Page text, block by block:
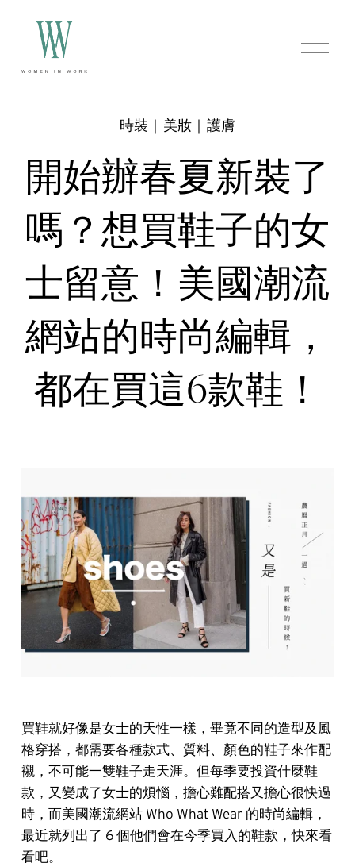
O
p
開始辦春夏新裝了
嗎？想買鞋子的女
士留意！美國潮流
網站的時尚編輯，
都在買這6款鞋！
時裝｜美妝｜護膚
買鞋就好像是女士的天性一樣，畢竟不同的造型及風
格穿搭，都需要各種款式、質料、顏色的鞋子來作配
襯，不可能一雙鞋子走天涯。但每季要投資什麼鞋
款，又變成了女士的煩惱，擔心難配搭又擔心很快過
時，而美國潮流網站 Who What Wear 的時尚編輯，
最近就列出了 6 個他們會在今季買入的鞋款，快來看
看吧。